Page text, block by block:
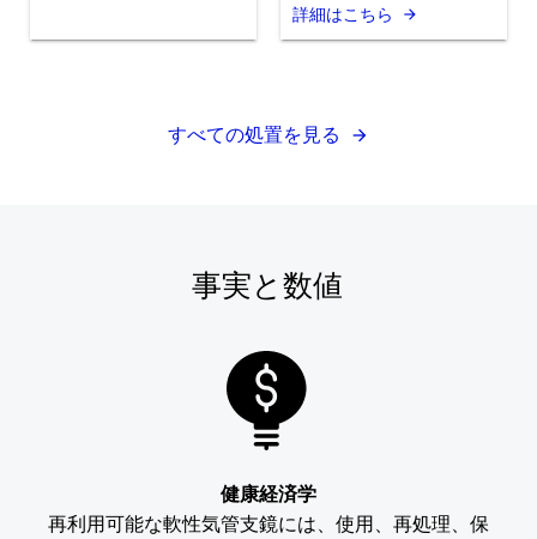
詳細はこちら
すべての処置を見る
事実と数値
健康経済学
再利用可能な軟性気管支鏡には、使用、再処理、保